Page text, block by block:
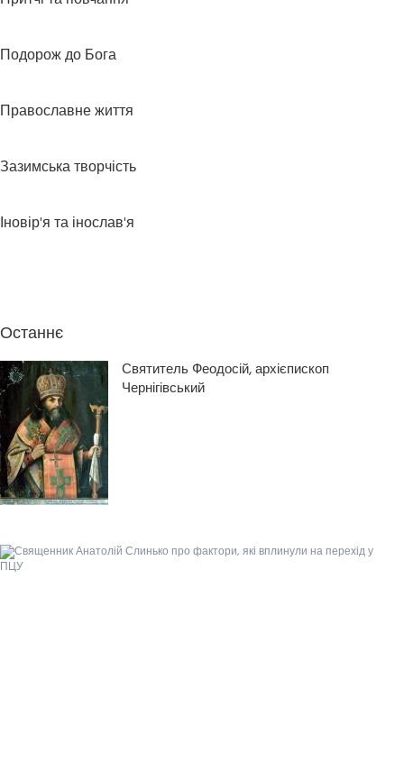
Подорож до Бога
Православне життя
Зазимська творчість
Іновір'я та інослав'я
Останнє
Святитель Феодосій, архієпископ
Чернігівський